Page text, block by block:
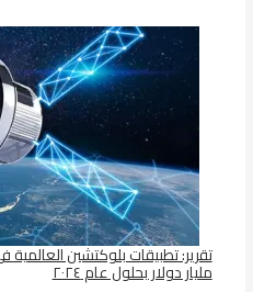
مليار دولار بحلول عام ٢٠٢٤